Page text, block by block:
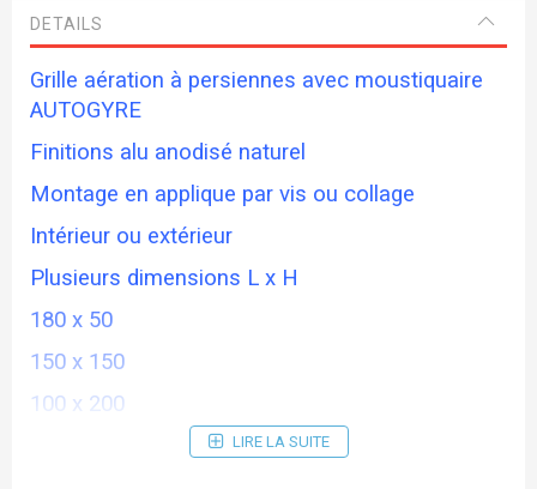
DETAILS
Grille aération à persiennes avec moustiquaire
AUTOGYRE
Finitions alu anodisé naturel
Montage en applique par vis ou collage
Intérieur ou extérieur
Plusieurs dimensions L x H
180 x 50
150 x 150
100 x 200
LIRE LA SUITE